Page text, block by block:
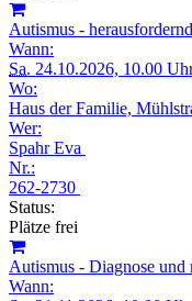
Autismus -
Wann:
Sa. 24.10.2026, 10.00
Wo:
Haus der Familie,
Wer:
Spahr Eva
Nr.:
262-2730
Status:
Plätze frei
Autismus - Diagnose und
Wann: